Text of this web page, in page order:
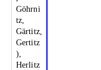
Göhrni
tz,
Gärtitz,
Gertitz
),
Herlitz